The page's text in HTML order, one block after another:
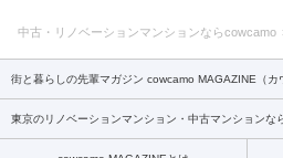
中古・リノベーションマンションならcowcamo
街と暮らしの先輩マガジン cowcamo MAGAZINE（カ
東京のリノベーションマンション・中古マンションな